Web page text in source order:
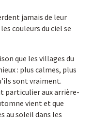
jamais de leur
couleurs du ciel se
que les villages du
: plus calmes, plus
sont vraiment.
particulier aux arrière-
vient et que
au soleil dans les